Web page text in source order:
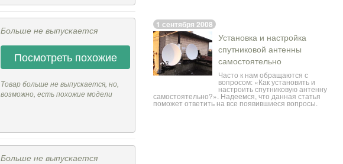
Больше не выпускается
Посмотреть похожие
Товар больше не выпускается, но,
возможно, есть похожие модели
Больше не выпускается
1 сентября 2008
Установка и настройка
спутниковой антенны
самостоятельно
Часто к нам обращаются с
вопросом: «Как установить и
настроить спутниковую антенну
самостоятельно?». Надеемся, что данная статья
поможет ответить на все появившиеся вопросы.